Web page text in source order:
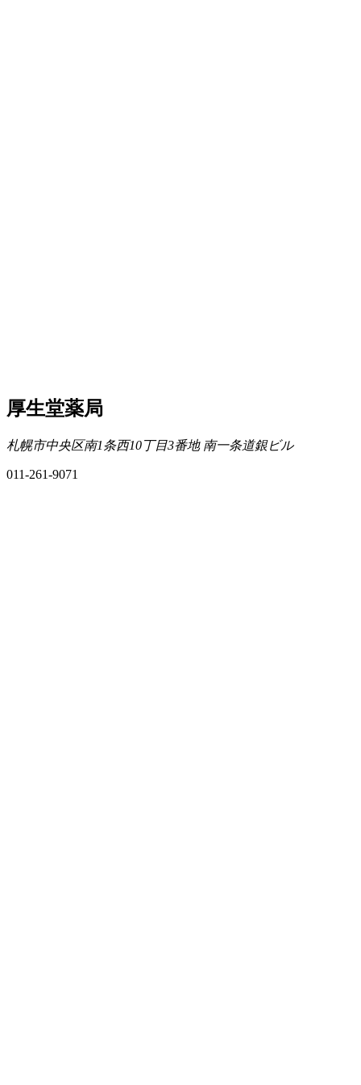
厚生堂薬局
札幌市中央区南1条西10丁目3番地 南一条道銀ビル
011-261-9071